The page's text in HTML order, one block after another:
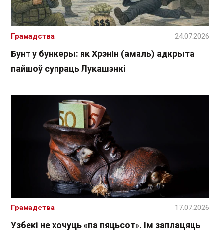
Бунт у бункеры: як Хрэнін (амаль) адкрыта
пайшоў супраць Лукашэнкі
Грамадства 24.07.2026
Узбекі не хочуць «па пяцьсот». Ім заплацяць
Грамадства 17.07.2026